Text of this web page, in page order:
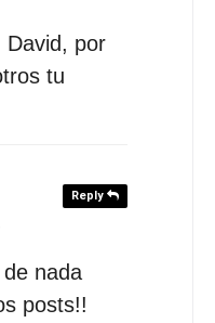
David, por
tu
Reply
nada
posts!!